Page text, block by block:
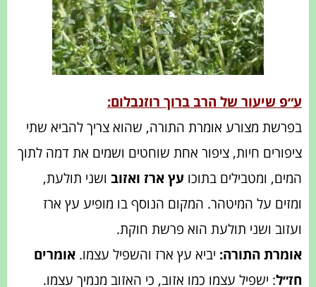
ע״פ שיעור של הרב ברוך רוזנבלום:
בפרשת מצורע אומרת התורה, שהוא צריך להביא שתי
ציפורים חיות, ציפור אחת שוחטים ושמים את דמה לתוך
המים, ומטבילים בתוכו עץ ארז ואזוב ושני תולעת,
ומזים על המיטהר. המקום הנוסף בו מופיע עץ ארז
ועזוב ושני תולעת הוא פרשת חוקת.
אומרת התורה: יביא עץ ארז והשפיל עצמו. אומרים
חז״ל: ‏ישפיל עצמו כמו אזוב, כי האזוב מנמיך עצמו.